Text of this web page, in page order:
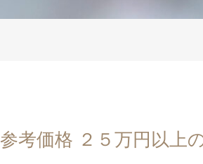
参考価格 ２５万円以上